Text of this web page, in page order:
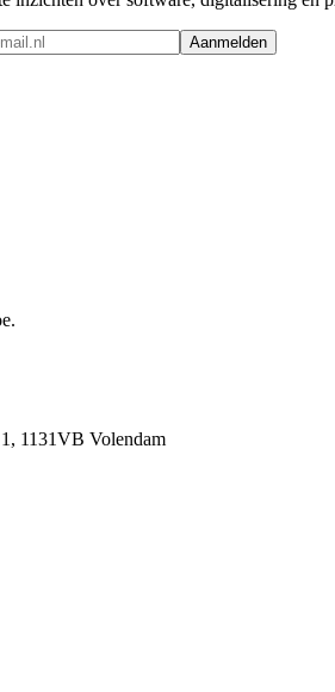
Aanmelden
1131VB Volendam